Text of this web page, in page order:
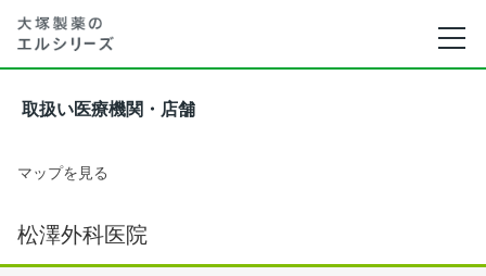
取扱い医療機関・店舗
マップを見る
松澤外科医院